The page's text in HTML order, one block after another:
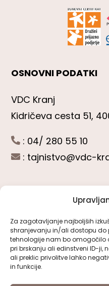
Za zagotavljanje najboljših
shranjevanju in/ali dostopu do
tehnologije nam bo omogočilo
pri brskanju ali edinstveni ID-ji,
ali preklic privolitve lahko
in funkcije.
OSNOVNI PODATKI
VDC Kranj
Kidričeva cesta 51,
: 04/ 280 55 10
: tajnistvo@vdc-
Toggle
Navigation
Predstavitev VDC Kranj
SLEDITE NAM